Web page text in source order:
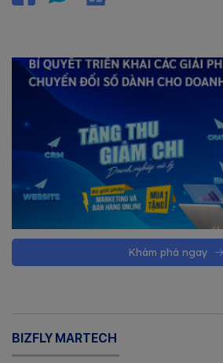
Khám phá ngay
BIZFLY MARTECH